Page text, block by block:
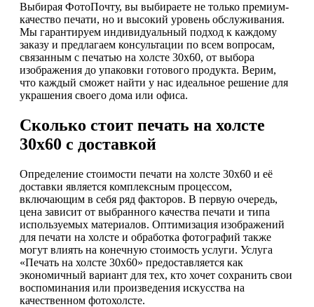
Выбирая ФотоПочту, вы выбираете не только премиум-
качество печати, но и высокий уровень обслуживания.
Мы гарантируем индивидуальный подход к каждому
заказу и предлагаем консультации по всем вопросам,
связанным с печатью на холсте 30х60, от выбора
изображения до упаковки готового продукта. Верим,
что каждый сможет найти у нас идеальное решение для
украшения своего дома или офиса.
Сколько стоит печать на холсте
30х60 с доставкой
Определение стоимости печати на холсте 30х60 и её
доставки является комплексным процессом,
включающим в себя ряд факторов. В первую очередь,
цена зависит от выбранного качества печати и типа
используемых материалов. Оптимизация изображений
для печати на холсте и обработка фотографий также
могут влиять на конечную стоимость услуги. Услуга
«Печать на холсте 30х60» предоставляется как
экономичный вариант для тех, кто хочет сохранить свои
воспоминания или произведения искусства на
качественном фотохолсте.